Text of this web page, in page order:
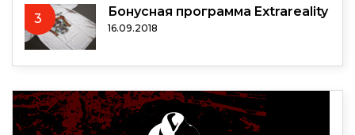
3 Бонусная программа Extrareality
16.09.2018